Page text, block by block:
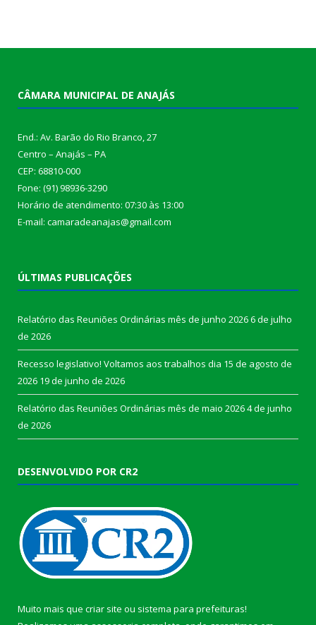
CÂMARA MUNICIPAL DE ANAJÁS
End.: Av. Barão do Rio Branco, 27
Centro – Anajás – PA
CEP: 68810-000
Fone: (91) 98936-3290
Horário de atendimento: 07:30 às 13:00
E-mail: camaradeanajas@gmail.com
ÚLTIMAS PUBLICAÇÕES
Relatório das Reuniões Ordinárias mês de junho 20266 de julho
de 2026
Recesso legislativo! Voltamos aos trabalhos dia 15 de agosto de
2026 19 de junho de 2026
Relatório das Reuniões Ordinárias mês de maio 20264 de junho
de 2026
DESENVOLVIDO POR CR2
Muito mais que criar site ou sistema para prefeituras!